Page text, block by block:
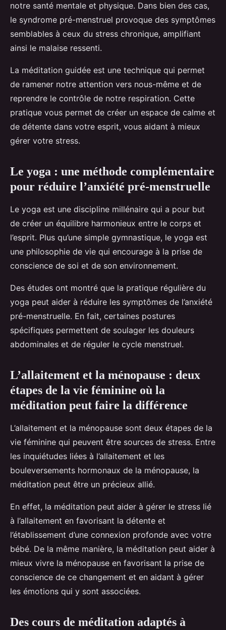
notre santé mentale et physique. Dans bien des cas,
le syndrome pré-menstruel provoque des symptômes
semblables à ceux du stress chronique, amplifiant
ainsi le malaise ressenti.
La méditation guidée est une technique qui permet
de ramener notre attention vers nous-même et de
reprendre le contrôle de notre respiration. Cette
pratique vous permet de créer un espace de calme et
de détente dans votre esprit, vous aidant à mieux
gérer votre stress.
Le yoga : une méthode complémentaire
pour réduire l’anxiété pré-menstruelle
Le yoga est une discipline millénaire qui a pour but
de créer un équilibre harmonieux entre le corps et
l’esprit. Plus qu’une simple gymnastique, le yoga est
une philosophie de vie qui encourage à la prise de
conscience de soi et de son environnement.
Des études ont montré que la pratique régulière du
yoga peut aider à réduire les symptômes de l’anxiété
pré-menstruelle. En fait, certaines postures
spécifiques permettent de soulager les douleurs
abdominales et de réguler le cycle menstruel.
L’allaitement et la ménopause : deux
étapes de la vie féminine où la
méditation peut faire la différence
L’allaitement et la ménopause sont deux étapes de la
vie féminine qui peuvent être sources de stress. Entre
les inquiétudes liées à l’allaitement et les
bouleversements hormonaux de la ménopause, la
méditation peut être un précieux allié.
En effet, la méditation peut aider à gérer le stress lié
à l’allaitement en favorisant la détente et
l’établissement d’une connexion profonde avec votre
bébé. De la même manière, la méditation peut aider à
mieux vivre la ménopause en favorisant la prise de
conscience de ce changement et en aidant à gérer
les émotions qui y sont associées.
Des cours de méditation adaptés à